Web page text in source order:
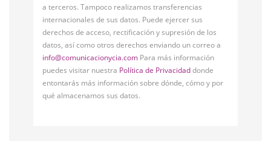
a terceros. Tampoco realizamos transferencias
internacionales de sus datos. Puede ejercer sus
derechos de acceso, rectificación y supresión de los
datos, así como otros derechos enviando un correo a
info@comunicacionycia.com Para más información
puedes visitar nuestra Política de Privacidaddonde
entontarás más información sobre dónde, cómo y por
qué almacenamos sus datos.